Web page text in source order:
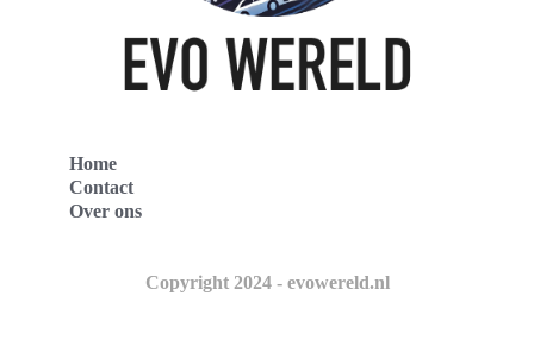
Home
Contact
Over ons
Copyright 2024 - evowereld.nl